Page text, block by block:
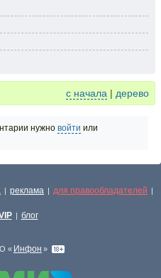
с начала | дерево
нужно войти или
| реклама | для правообладателей |
| блог
« Инфон »